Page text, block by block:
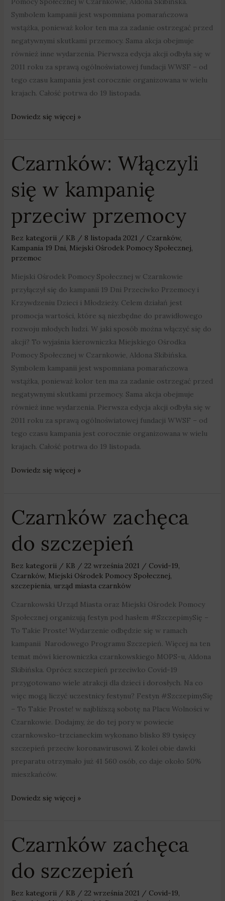
Symbolem kampanii jest wspomniana pomarańczowa
wstążka, ponieważ kolor ten ma za zadanie ostrzegać przed
negatywnymi skutkami przemocy. Sama akcja obejmuje
również inne wydarzenia. Pierwsza edycja akcji odbyła się w
2011 roku za sprawą ogólnoświatowej fundacji WWSF – od
tego czasu kampania jest corocznie organizowana w wielu
krajach. Całość potrwa do 19 listopada.
Dowiedz się więcej »
Czarnków: Włączyli
się w kampanię
przeciw przemocy
Bez kategorii/ KB / 8 listopada 2021 / Czarnków,
Kampania 19 Dni, Miejski Ośrodek Pomocy Społecznej,
przemoc
Miejski Ośrodek Pomocy Społecznej w Czarnkowie
przyłączył się do kampanii 19 Dni Przeciwko Przemocy i
Krzywdzeniu Dzieci i Młodzieży. Celem działań jest
promocja wartości, które są niezbędne do prawidłowego
rozwoju młodych ludzi. W jaki sposób można włączyć się do
akcji? To wyjaśnia kierowniczka Miejskiego Ośrodka
Pomocy Społecznej w Czarnkowie, Aldona Skibińska.
Symbolem kampanii jest wspomniana pomarańczowa
wstążka, ponieważ kolor ten ma za zadanie ostrzegać przed
negatywnymi skutkami przemocy. Sama akcja obejmuje
również inne wydarzenia. Pierwsza edycja akcji odbyła się w
2011 roku za sprawą ogólnoświatowej fundacji WWSF – od
tego czasu kampania jest corocznie organizowana w wielu
krajach. Całość potrwa do 19 listopada.
Czarnków:
Włączyli
w
przeciw
przemocy
Dowiedz się więcej »
Czarnków zachęca
do szczepień
Bez kategorii/ KB / 22 września 2021 / Covid-19,
Czarnków, Miejski Ośrodek Pomocy Społecznej,
szczepienia, urząd miasta czarnków
Czarnkowski Urząd Miasta oraz Miejski Ośrodek Pomocy
Społecznej organizują festyn pod hasłem #SzczepimySię –
To Takie Proste! Wydarzenie odbędzie się w ramach
kampanii Narodowego Programu Szczepień. Więcej na ten
temat mówi kierowniczka czarnkowskiego MOPS-u, Aldona
Skibińska. Oprócz szczepień przeciwko Covid-19
przygotowano wiele atrakcji dla dzieci i dorosłych. Na co
więc mogą liczyć uczestnicy festynu? Festyn #SzczepimySię
– To Takie Proste! w najbliższą sobotę na Placu Wolności w
Czarnkowie. Dodajmy, że do tej pory w powiecie
czarnkowsko-trzcianeckim wykonano blisko 89 tysięcy
szczepień przeciw koronawirusowi. Z kolei obie dawki
preparatu otrzymało już 41 560 osób, co daje około 50%
mieszkańców.
Czarnków
zachęca
do
szczepień
Dowiedz się więcej »
Czarnków zachęca
do szczepień
Bez kategorii/ KB / 22 września 2021 / Covid-19,
Czarnków
zachęca
do
szczepień